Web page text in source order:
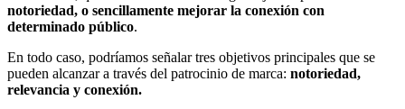
notoriedad, o sencillamente mejorar la conexión con
determinado público.
En todo caso, podríamos señalar tres objetivos principales que se
pueden alcanzar a través del patrocinio de marca: notoriedad,
relevancia y conexión.